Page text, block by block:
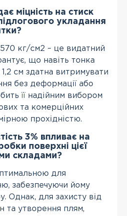
міцність на стиск
укладання
570 кг/см2 – це видатний
що навіть тонка
см здатна витримувати
без деформації або
її надійним вибором
та комерційних
прохідністю.
3% впливає на
поверхні цієї
складами?
для
забезпечуючи йому
Однак, для захисту від
та утворення плям,